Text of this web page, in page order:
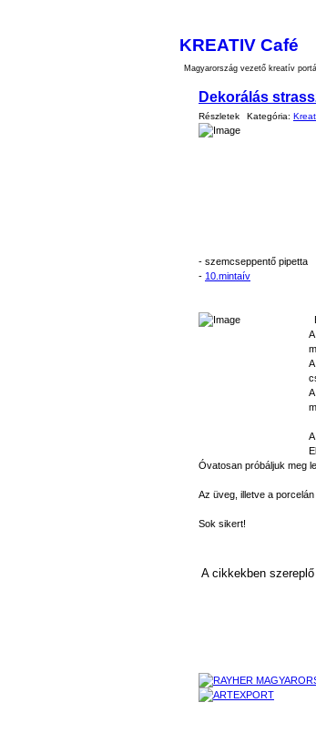
KREATIV Café
Magyarország vezető kreatív
Dekorálás
Részletek Kategória:
- szemcseppentő pipetta
- 10.mintaív
Óvatosan próbáljuk meg
Az üveg, illetve a
Sok sikert!
A cikkekben